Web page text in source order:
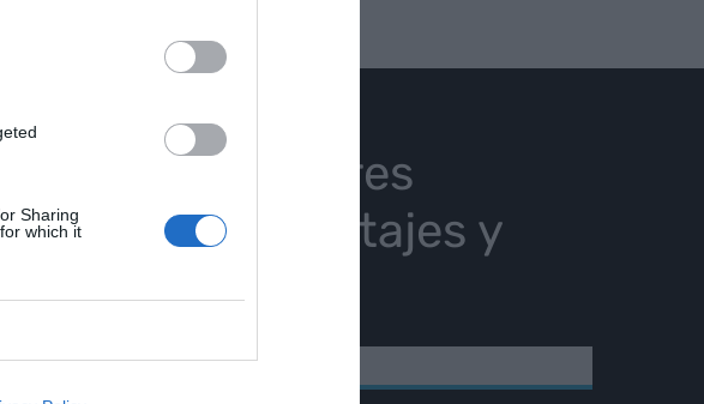
Sharing
which it
Nuestras mejores
historias, reportajes y
entrevistas.
IDIOMA*